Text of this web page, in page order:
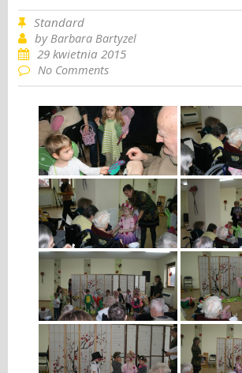
Standard
byBarbara Bartyzel
29 kwietnia 2015
No Comments